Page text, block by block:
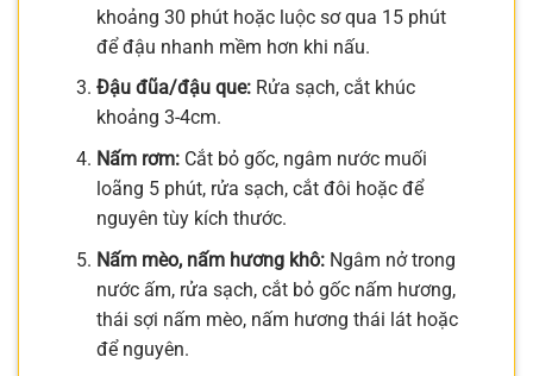
khoảng 30 phút hoặc luộc sơ qua 15 phút
để đậu nhanh mềm hơn khi nấu.
Đậu đũa/đậu que:Rửa sạch, cắt khúc
khoảng 3-4cm.
Nấm rơm:Cắt bỏ gốc, ngâm nước muối
loãng 5 phút, rửa sạch, cắt đôi hoặc để
nguyên tùy kích thước.
Nấm mèo, nấm hương khô:Ngâm nở trong
nước ấm, rửa sạch, cắt bỏ gốc nấm hương,
thái sợi nấm mèo, nấm hương thái lát hoặc
để nguyên.